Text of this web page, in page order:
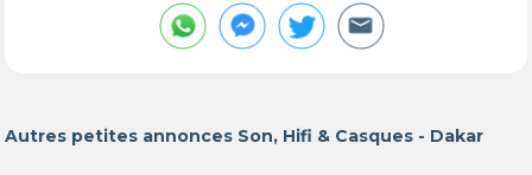
Autres petites annonces Son, Hifi & Casques - Dakar